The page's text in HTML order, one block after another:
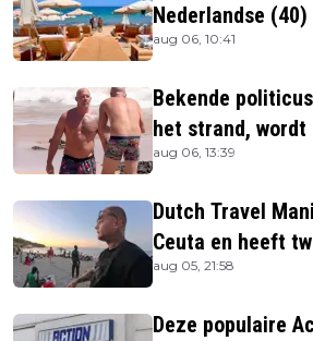
Nederlandse
aug 06, 10:41
Bekende
het strand, wordt
aug 06, 13:39
Dutch Travel
Ceuta en heeft
berichtgeving
aug 05, 21:58
Deze populaire